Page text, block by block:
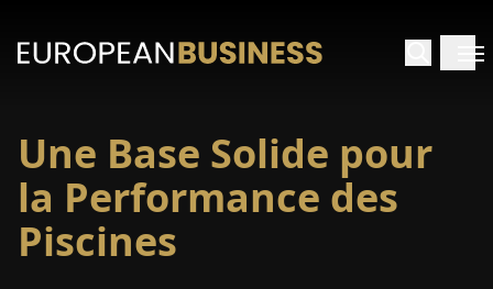
Une Base Solide pour
la Performance des
Piscines